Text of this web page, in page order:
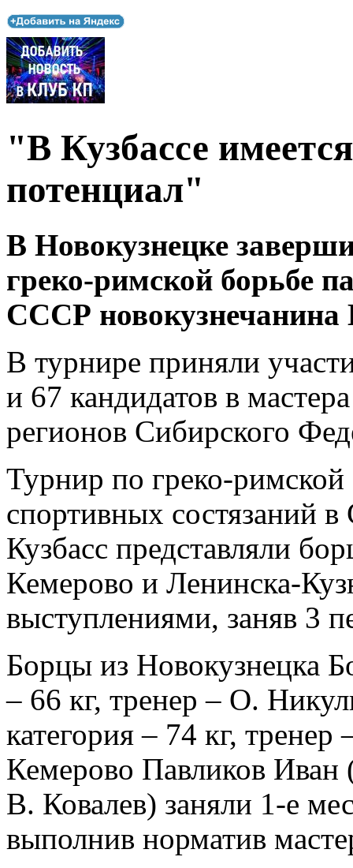
"В Кузбассе
потенциал"
В Новокузнецке
греко-римской борьбе
СССР новокузнечанина
В турнире приняли
и 67 кандидатов в
регионов Сибирского
Турнир по греко-
спортивных состязаний
Кузбасс представляли
Кемерово и Ленинска-
выступлениями, заняв 3
Борцы из Новокузнецка
– 66 кг, тренер – О.
категория – 74 кг,
Кемерово Павликов Иван
В. Ковалев) заняли 1-е
выполнив норматив